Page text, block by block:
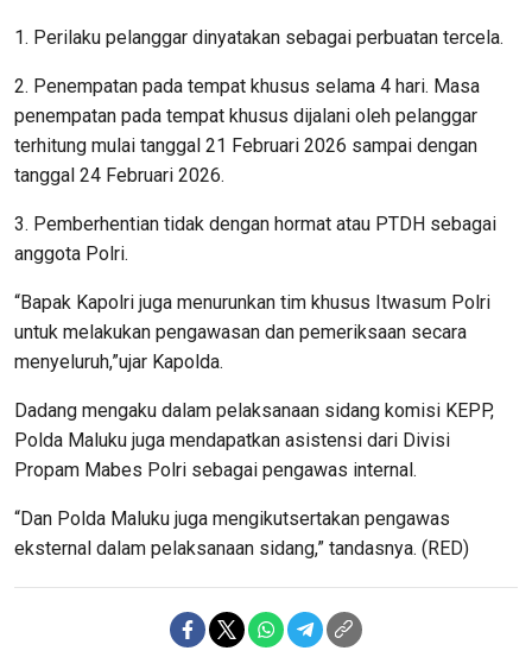
1. Perilaku pelanggar dinyatakan sebagai perbuatan tercela.
2. Penempatan pada tempat khusus selama 4 hari. Masa
penempatan pada tempat khusus dijalani oleh pelanggar
terhitung mulai tanggal 21 Februari 2026 sampai dengan
tanggal 24 Februari 2026.
3. Pemberhentian tidak dengan hormat atau PTDH sebagai
anggota Polri.
“Bapak Kapolri juga menurunkan tim khusus Itwasum Polri
untuk melakukan pengawasan dan pemeriksaan secara
menyeluruh,”ujar Kapolda.
Dadang mengaku dalam pelaksanaan sidang komisi KEPP,
Polda Maluku juga mendapatkan asistensi dari Divisi
Propam Mabes Polri sebagai pengawas internal.
“Dan Polda Maluku juga mengikutsertakan pengawas
eksternal dalam pelaksanaan sidang,” tandasnya. (RED)